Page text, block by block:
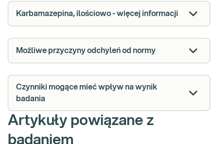
Karbamazepina, ilościowo - więcej informacji
Możliwe przyczyny odchyleń od normy
Czynniki mogące mieć wpływ na wynik
badania
Artykuły powiązane z
badaniem